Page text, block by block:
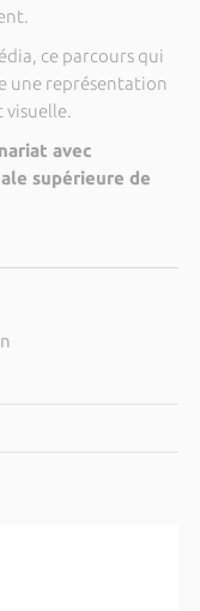
ce parcours qui
une représentation
avec
supérieure de